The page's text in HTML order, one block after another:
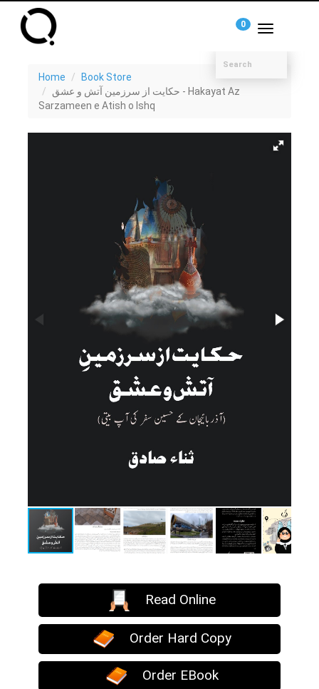
Toggle
0
Home
Book Store
حکایت از سرزمین آتش و عشق - Hakayat Az
Sarzameen e Atish o Ishq
Read Online
Order Hard Copy
Order EBook